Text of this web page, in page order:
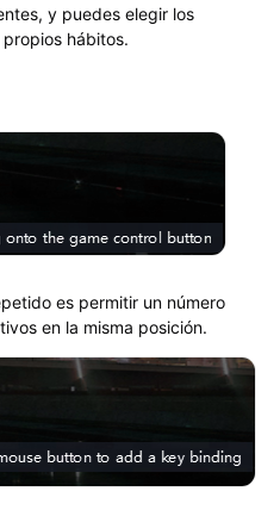
y puedes elegir los
hábitos.
es permitir un número
en la misma posición.